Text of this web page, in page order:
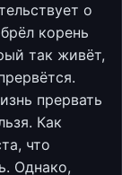
о
корень
так живёт,
прервать
Как
что
Однако,